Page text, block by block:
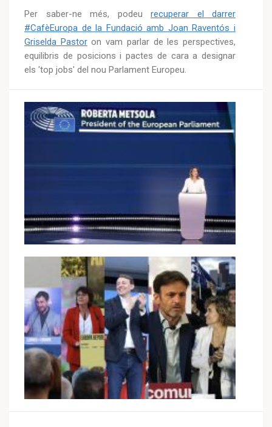
Per saber-ne més, podeu recuperar el darrer
#CafèEuropa de la Fundació amb Joan Raventós i
Griselda Pastoron vam parlar de les perspectives,
equilibris de posicions i pactes de cara a designar
els 'top jobs' del nou Parlament Europeu.